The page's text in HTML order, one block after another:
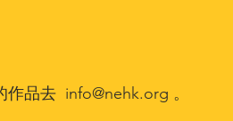
作品去 info@nehk.org 。